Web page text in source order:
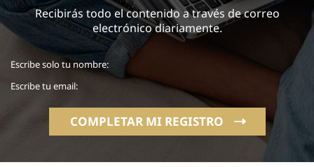
Recibirás todo el contenido a través de correo
electrónico diariamente.
Escribe solo tu nombre:
Escribe tu email:
COMPLETAR MI REGISTRO